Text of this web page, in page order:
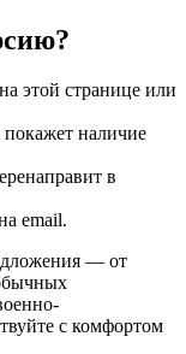
этой странице или
наличие
в
email.
— от
с комфортом